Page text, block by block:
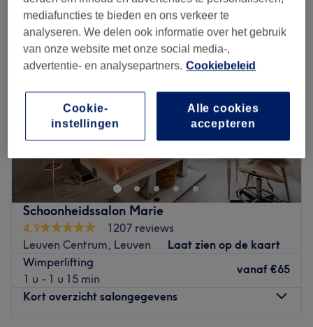
Schoonheidssalon Marie
4,9
1207 reviews
Leuven Centrum, Leuven
Laat zien op de kaart
Wimperlifting
1 u - 1 u 15 min
vanaf €65
Kort overzicht salongegevens
mediafuncties te bieden en ons verkeer te
analyseren. We delen ook informatie over het gebruik
van onze website met onze social media-,
advertentie- en analysepartners. Cookiebeleid
Alle cookies
accepteren
Cookie-
instellingen